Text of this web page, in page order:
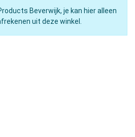
Beverwijk, je kan hier alleen
uit deze winkel.